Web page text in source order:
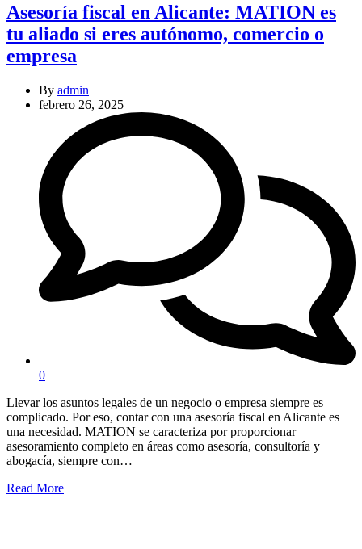
Asesoría fiscal en Alicante: MATION es
tu aliado si eres autónomo, comercio o
empresa
By admin
febrero 26, 2025
0
Llevar los asuntos legales de un negocio o empresa siempre es
complicado. Por eso, contar con una asesoría fiscal en Alicante es
una necesidad. MATION se caracteriza por proporcionar
asesoramiento completo en áreas como asesoría, consultoría y
abogacía, siempre con…
Read More